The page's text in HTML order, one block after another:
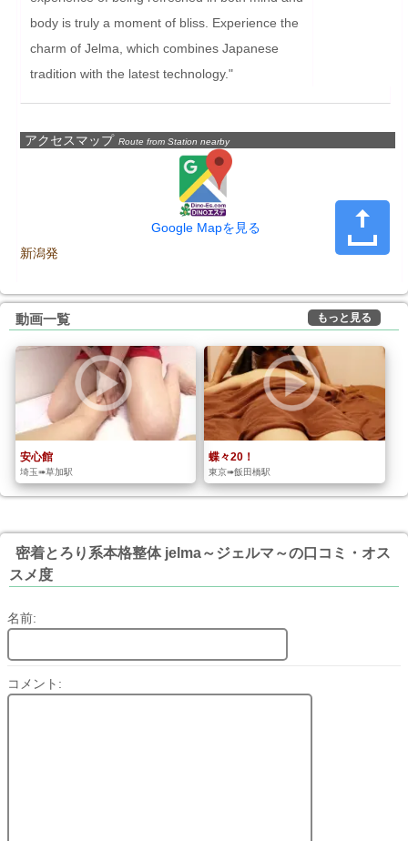
body is truly a moment of bliss. Experience the
charm of Jelma, which combines Japanese
tradition with the latest technology."
アクセスマップ Route from Station nearby
Google Mapを見る
新潟発
動画一覧 もっと見る
安心館
埼玉➠草加駅
蝶々20！
東京➠飯田橋駅
密着とろり系本格整体 jelma～ジェルマ～の口コミ・オス
スメ度
名前:
コメント: